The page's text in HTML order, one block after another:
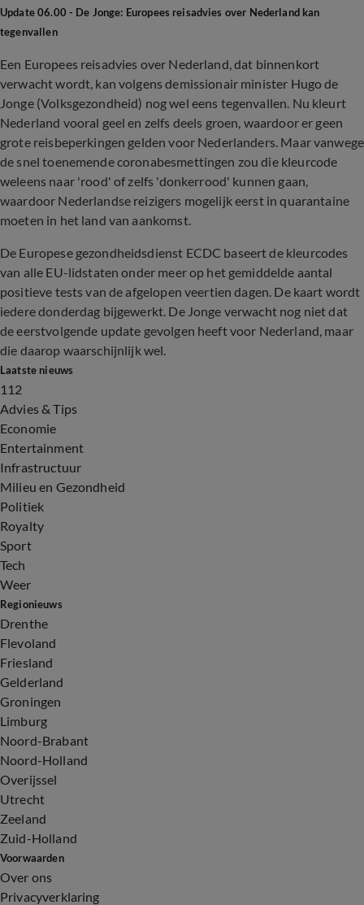
Update 06.00 - De Jonge: Europees reisadvies over Nederland kan
tegenvallen
Een Europees reisadvies over Nederland, dat binnenkort
verwacht wordt, kan volgens demissionair minister Hugo de
Jonge (Volksgezondheid) nog wel eens tegenvallen. Nu kleurt
Nederland vooral geel en zelfs deels groen, waardoor er geen
grote reisbeperkingen gelden voor Nederlanders. Maar vanwege
de snel toenemende coronabesmettingen zou die kleurcode
weleens naar 'rood' of zelfs 'donkerrood' kunnen gaan,
waardoor Nederlandse reizigers mogelijk eerst in quarantaine
moeten in het land van aankomst.
De Europese gezondheidsdienst ECDC baseert de kleurcodes
van alle EU-lidstaten onder meer op het gemiddelde aantal
positieve tests van de afgelopen veertien dagen. De kaart wordt
iedere donderdag bijgewerkt. De Jonge verwacht nog niet dat
de eerstvolgende update gevolgen heeft voor Nederland, maar
die daarop waarschijnlijk wel.
Laatste nieuws
112
Advies & Tips
Economie
Entertainment
Infrastructuur
Milieu en Gezondheid
Politiek
Royalty
Sport
Tech
Weer
Regionieuws
Drenthe
Flevoland
Friesland
Gelderland
Groningen
Limburg
Noord-Brabant
Noord-Holland
Overijssel
Utrecht
Zeeland
Zuid-Holland
Voorwaarden
Over ons
Privacyverklaring